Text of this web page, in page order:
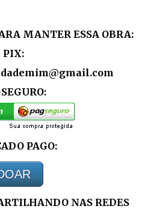
MANTER ESSA OBRA:
PIX:
PAGO:
NAS REDES